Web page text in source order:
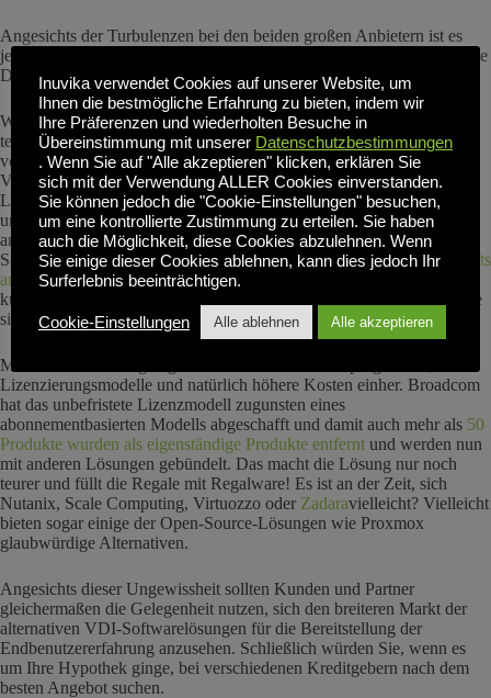
Angesichts der Turbulenzen bei den beiden großen Anbietern ist es
jetzt an der Zeit, auch zu prüfen, wer alternative Lösungen für virtuelle
Desktops anbietet.
Wenn wir an Endbenutzer-Computing denken, egal in welcher
technologischen Form, fallen uns in der Regel zuerst die Lösungen
von Citrix, VMware und in letzter Zeit Microsoft mit AVD ein.
Verstehen Sie mich nicht falsch, das sind alles hervorragende
Lösungen, und ich habe den größten Teil meiner Karriere mit Citrix
und VMware gearbeitet. Die Welt verändert sich jedoch, vor allem
angesichts des jüngsten Eigentümerwechsels bei Citrix (jetzt Tibco
Software) und VMware (jetzt Broadcom). Verkauf des EUC-Geschäfts
an die PE-Gesellschaft KKR. KKR besitzt auch Parallels und hat vor
kurzem Awingu erworben. Es wird also interessant sein zu sehen, wie
sich das entwickelt.
Mit diesen Änderungen gehen aktualisierte Partnerprogramme, neue
Lizenzierungsmodelle und natürlich höhere Kosten einher. Broadcom
hat das unbefristete Lizenzmodell zugunsten eines
abonnementbasierten Modells abgeschafft und damit auch mehr als 50
Produkte wurden als eigenständige Produkte entfernt und werden nun
mit anderen Lösungen gebündelt. Das macht die Lösung nur noch
teurer und füllt die Regale mit Regalware! Es ist an der Zeit, sich
Nutanix, Scale Computing, Virtuozzo oder Zadaravielleicht? Vielleicht
bieten sogar einige der Open-Source-Lösungen wie Proxmox
glaubwürdige Alternativen.
Angesichts dieser Ungewissheit sollten Kunden und Partner
gleichermaßen die Gelegenheit nutzen, sich den breiteren Markt der
alternativen VDI-Softwarelösungen für die Bereitstellung der
Endbenutzererfahrung anzusehen. Schließlich würden Sie, wenn es
um Ihre Hypothek ginge, bei verschiedenen Kreditgebern nach dem
besten Angebot suchen.
Inuvika verwendet Cookies auf unserer Website, um
Ihnen die bestmögliche Erfahrung zu bieten, indem wir
Ihre Präferenzen und wiederholten Besuche in
Übereinstimmung mit unserer Datenschutzbestimmungen
. Wenn Sie auf "Alle akzeptieren" klicken, erklären Sie
sich mit der Verwendung ALLER Cookies einverstanden.
Sie können jedoch die "Cookie-Einstellungen" besuchen,
um eine kontrollierte Zustimmung zu erteilen. Sie haben
auch die Möglichkeit, diese Cookies abzulehnen. Wenn
Sie einige dieser Cookies ablehnen, kann dies jedoch Ihr
Surferlebnis beeinträchtigen.
Cookie-Einstellungen Alle ablehnen Alle akzeptieren